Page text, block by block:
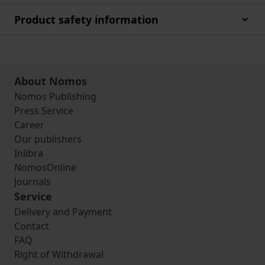
Product safety information
About Nomos
Nomos Publishing
Press Service
Career
Our publishers
Inlibra
NomosOnline
Journals
Service
Delivery and Payment
Contact
FAQ
Right of Withdrawal